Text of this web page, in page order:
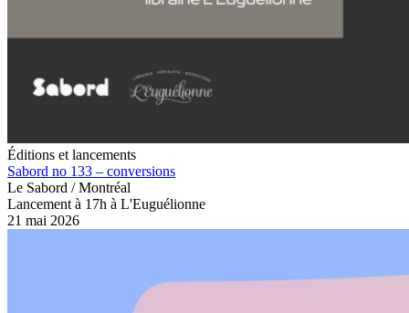
Éditions et lancements
Sabord no 133 – conversions
Le Sabord / Montréal
Lancement à 17h à L'Euguélionne
21 mai 2026